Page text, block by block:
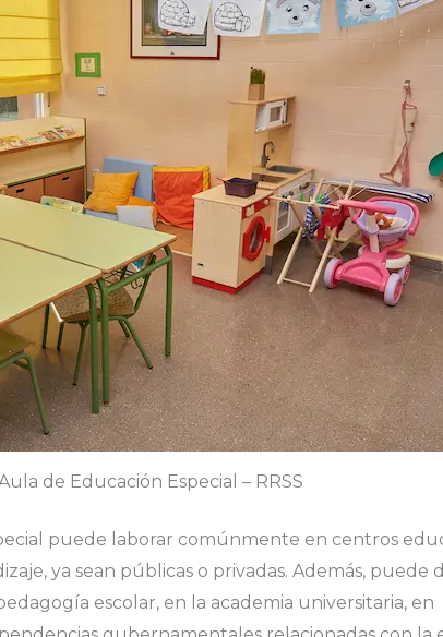
de Educación Especial – RRSS
puede laborar comúnmente en centros
ya sean públicas o privadas. Además, puede
escolar, en la academia universitaria, en